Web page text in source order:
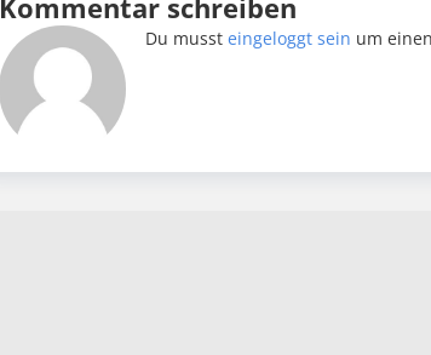
Du mussteingeloggt sein um